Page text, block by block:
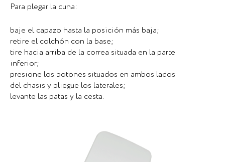
Para plegar la cuna:
baje el capazo hasta la posición más baja;
retire el colchón con la base;
tire hacia arriba de la correa situada en la parte
inferior;
presione los botones situados en ambos lados
del chasis y pliegue los laterales;
levante las patas y la cesta.